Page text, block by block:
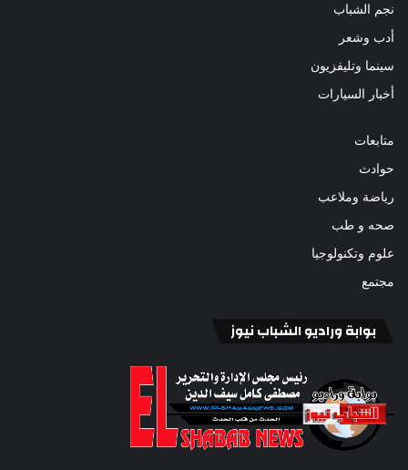
نجم الشباب
أدب وشعر
سينما وتليفزيون
أخبار السيارات
متابعات
حوادث
رياضة وملاعب
صحه و طب
علوم وتكنولوجيا
مجتمع
بوابة وراديو الشباب نيوز